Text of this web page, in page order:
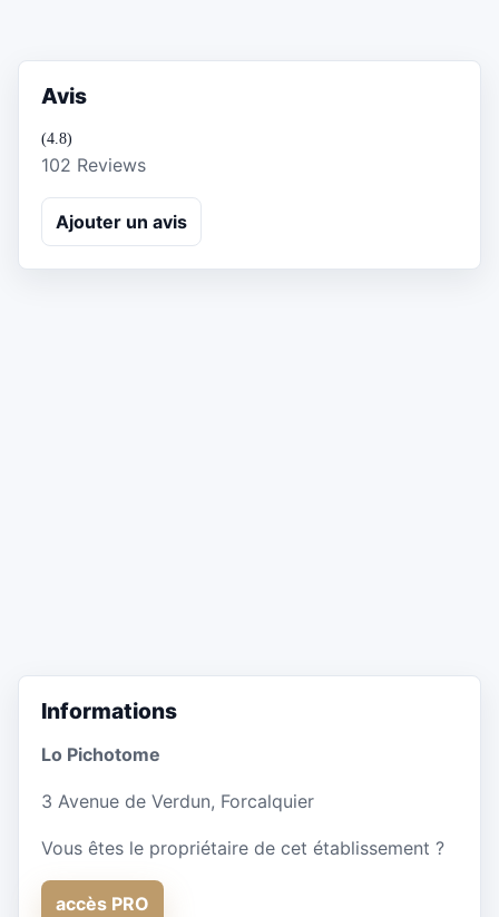
Avis
(4.8)
102 Reviews
Ajouter un avis
Informations
Lo Pichotome
3 Avenue de Verdun, Forcalquier
Vous êtes le propriétaire de cet établissement ?
accès PRO